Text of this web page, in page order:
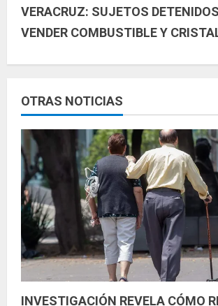
u
e
l
e
y
e
n
d
o
VERACRUZ: SUJETOS
VENDER COMBUSTIBLE Y
OTRAS NOTICIAS
INVESTIGACIÓN REVELA CÓMO